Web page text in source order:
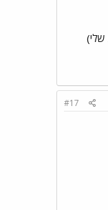
שלי)
#17